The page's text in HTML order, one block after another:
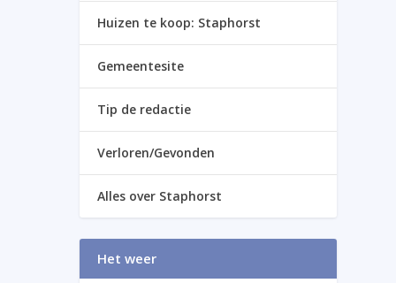
Huizen te koop: Staphorst
Gemeentesite
Tip de redactie
Verloren/Gevonden
Alles over Staphorst
Het weer